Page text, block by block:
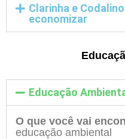
Clarinha e
economizar
Educação
O que você vai
educação ambiental